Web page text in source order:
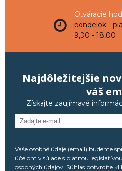
Otváracie
pondelok -
9,00 - 18,00
Najdôležitejšie
váš
Získajte zaujímavé
Vaše osobné údaje (email) budeme
účelom v súlade s platnou
osobných údajov. Súhlas potvrdíte